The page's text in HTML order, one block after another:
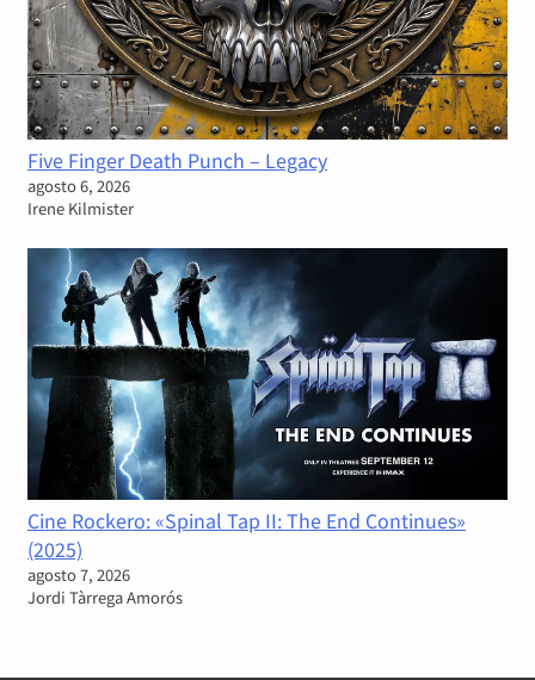
Five Finger Death Punch – Legacy
agosto 6, 2026
Irene Kilmister
Cine Rockero: «Spinal Tap II: The End Continues»
(2025)
agosto 7, 2026
Jordi Tàrrega Amorós